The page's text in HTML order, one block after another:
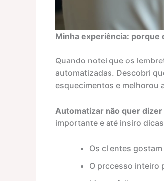
Minha experiência: porque
Quando notei que os
automatizadas. Descobri
esquecimentos e melhorou
Automatizar não quer
importante e até insiro
Os clientes
O processo inteiro